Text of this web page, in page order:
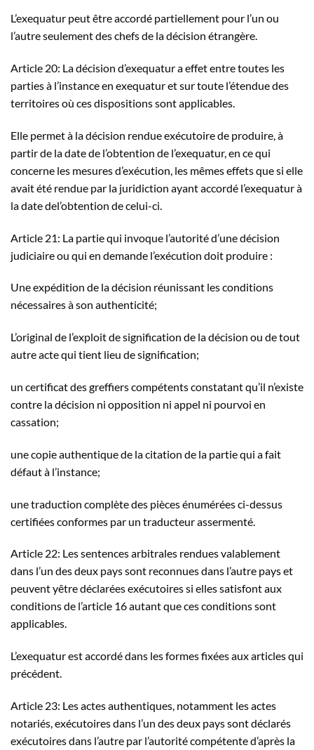
L’exequatur peut être accordé partiellement pour l’un ou
l’autre seulement des chefs de la décision étrangère.
Article 20: La décision d’exequatur a effet entre toutes les
parties à l’instance en exequatur et sur toute l’étendue des
territoires où ces dispositions sont applicables.
Elle permet à la décision rendue exécutoire de produire, à
partir de la date de l’obtention de l’exequatur, en ce qui
concerne les mesures d’exécution, les mêmes effets que si elle
avait été rendue par la juridiction ayant accordé l’exequatur à
la date del’obtention de celui-ci.
Article 21: La partie qui invoque l’autorité d’une décision
judiciaire ou qui en demande l’exécution doit produire :
Une expédition de la décision réunissant les conditions
nécessaires à son authenticité;
L’original de l’exploit de signification de la décision ou de tout
autre acte qui tient lieu de signification;
un certificat des greffiers compétents constatant qu’il n’existe
contre la décision ni opposition ni appel ni pourvoi en
cassation;
une copie authentique de la citation de la partie qui a fait
défaut à l’instance;
une traduction complète des pièces énumérées ci-dessus
certifiées conformes par un traducteur assermenté.
Article 22: Les sentences arbitrales rendues valablement
dans l’un des deux pays sont reconnues dans l’autre pays et
peuvent yêtre déclarées exécutoires si elles satisfont aux
conditions de l’article 16 autant que ces conditions sont
applicables.
L’exequatur est accordé dans les formes fixées aux articles qui
précédent.
Article 23: Les actes authentiques, notamment les actes
notariés, exécutoires dans l’un des deux pays sont déclarés
exécutoires dans l’autre par l’autorité compétente d’après la